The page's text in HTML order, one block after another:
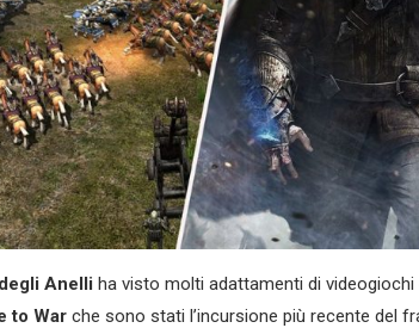
Anelli ha visto molti adattamenti di
to War che sono stati l’incursione più recente del